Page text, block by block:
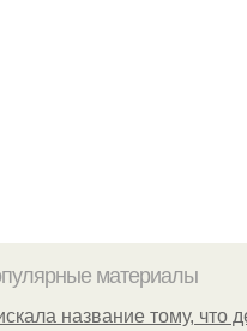
материалы
название тому, что